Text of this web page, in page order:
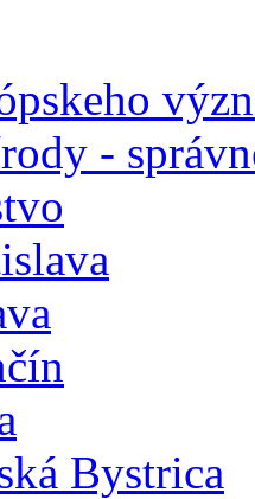
-
Bystrica